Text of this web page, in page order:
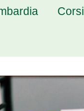
Corsi